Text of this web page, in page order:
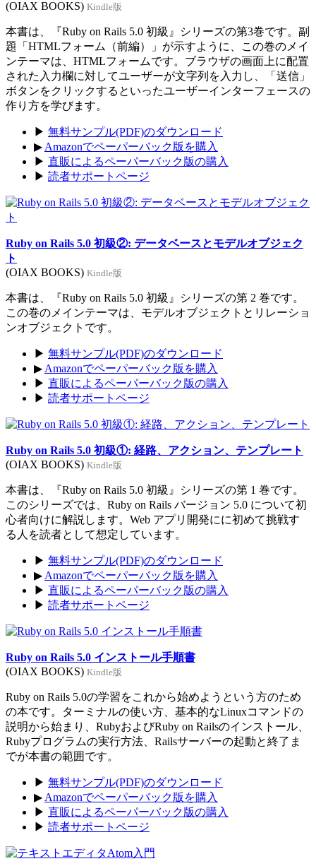
(OIAX BOOKS) Kindle版
本書は、『Ruby on Rails 5.0 初級』シリーズの第3巻です。副
題「HTMLフォーム（前編）」が示すように、この巻のメイ
ンテーマは、HTMLフォームです。ブラウザの画面上に配置
された入力欄に対してユーザーが文字列を入力し、「送信」
ボタンをクリックするといったユーザーインターフェースの
作り方を学びます。
▶ 無料サンプル(PDF)のダウンロード
▶ Amazonでペーパーバック版を購入
▶ 直販によるペーパーバック版の購入
▶ 読者サポートページ
Ruby on Rails 5.0 初級②: データベースとモデルオブジェク
ト
(OIAX BOOKS) Kindle版
本書は、『Ruby on Rails 5.0 初級』シリーズの第 2 巻です。
この巻のメインテーマは、モデルオブジェクトとリレーショ
ンオブジェクトです。
▶ 無料サンプル(PDF)のダウンロード
▶ Amazonでペーパーバック版を購入
▶ 直販によるペーパーバック版の購入
▶ 読者サポートページ
Ruby on Rails 5.0 初級①: 経路、アクション、テンプレート
(OIAX BOOKS) Kindle版
本書は、『Ruby on Rails 5.0 初級』シリーズの第 1 巻です。
このシリーズでは、Ruby on Rails バージョン 5.0 について初
心者向けに解説します。Web アプリ開発にに初めて挑戦す
る人を読者として想定しています。
▶ 無料サンプル(PDF)のダウンロード
▶ Amazonでペーパーバック版を購入
▶ 直販によるペーパーバック版の購入
▶ 読者サポートページ
Ruby on Rails 5.0 インストール手順書
(OIAX BOOKS) Kindle版
Ruby on Rails 5.0の学習をこれから始めようという方のため
の本です。ターミナルの使い方、基本的なLinuxコマンドの
説明から始まり、RubyおよびRuby on Railsのインストール、
Rubyプログラムの実行方法、Railsサーバーの起動と終了ま
でが本書の範囲です。
▶ 無料サンプル(PDF)のダウンロード
▶ Amazonでペーパーバック版を購入
▶ 直販によるペーパーバック版の購入
▶ 読者サポートページ